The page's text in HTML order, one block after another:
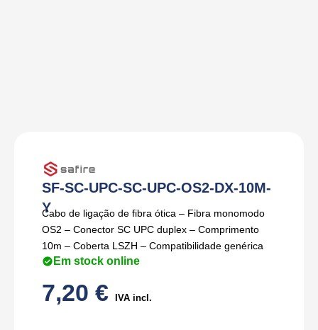
SF-SC-UPC-SC-UPC-OS2-DX-10M-
Y
Cabo de ligação de fibra ótica – Fibra monomodo
OS2 – Conector SC UPC duplex – Comprimento
10m – Coberta LSZH – Compatibilidade genérica
Em stock online
7,20 € IVA incl.